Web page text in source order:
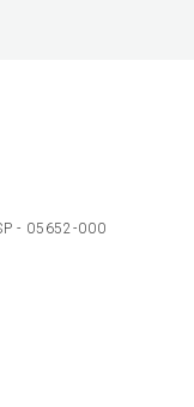
- 05652-000